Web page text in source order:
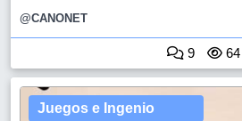
@CANONET
9 64
Juegos e Ingenio